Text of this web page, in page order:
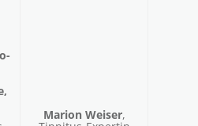
,
Marion Weiser,